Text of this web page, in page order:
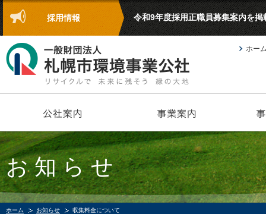
採用情報 令和9年度採用正職員募集案内を
ホー
お知らせ
ホーム お知らせ 収集料金について